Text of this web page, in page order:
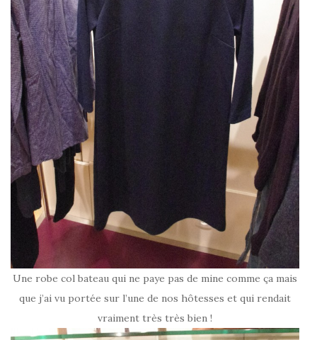
Une robe col bateau qui ne paye pas de mine comme ça mais
que j’ai vu portée sur l’une de nos hôtesses et qui rendait
vraiment très très bien !